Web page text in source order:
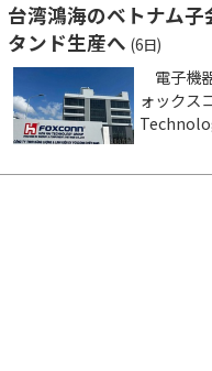
台湾鴻海のベトナム
タンド生産へ (6日)
電子機
ォックス